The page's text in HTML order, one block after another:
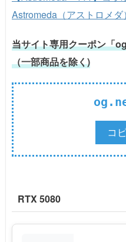
Astromeda（アストロメダ）
当サイト専用クーポン「
（一部商品を除く)
コ
RTX 5080